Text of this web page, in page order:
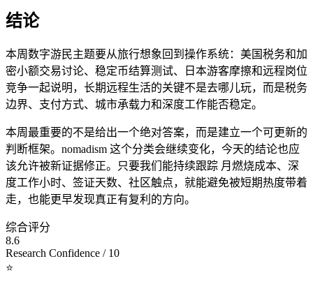
结论
本周数字游民主题要从旅行想象回到操作系统：美国税务和加
密小额交易讨论、稳定币结算测试、日本游客摩擦和远程岗位
竞争一起说明，长期远程生活的关键不是去哪儿玩，而是税务
边界、支付方式、城市承载力和深度工作能否稳定。
本周最重要的不是给出一个绝对答案，而是建立一个可更新的
判断框架。nomadism 这个分类会继续变化，今天的结论也应
该允许被新证据修正。只要我们能持续跟踪 月燃烧成本、深
度工作小时、签证天数、社区触点，就能避免被短期热度带着
走，也能更早发现真正有复利的方向。
综合评分
8.6
Research Confidence / 10
⭐